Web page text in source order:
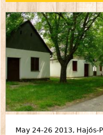
May 24-26 2013, Hajós-